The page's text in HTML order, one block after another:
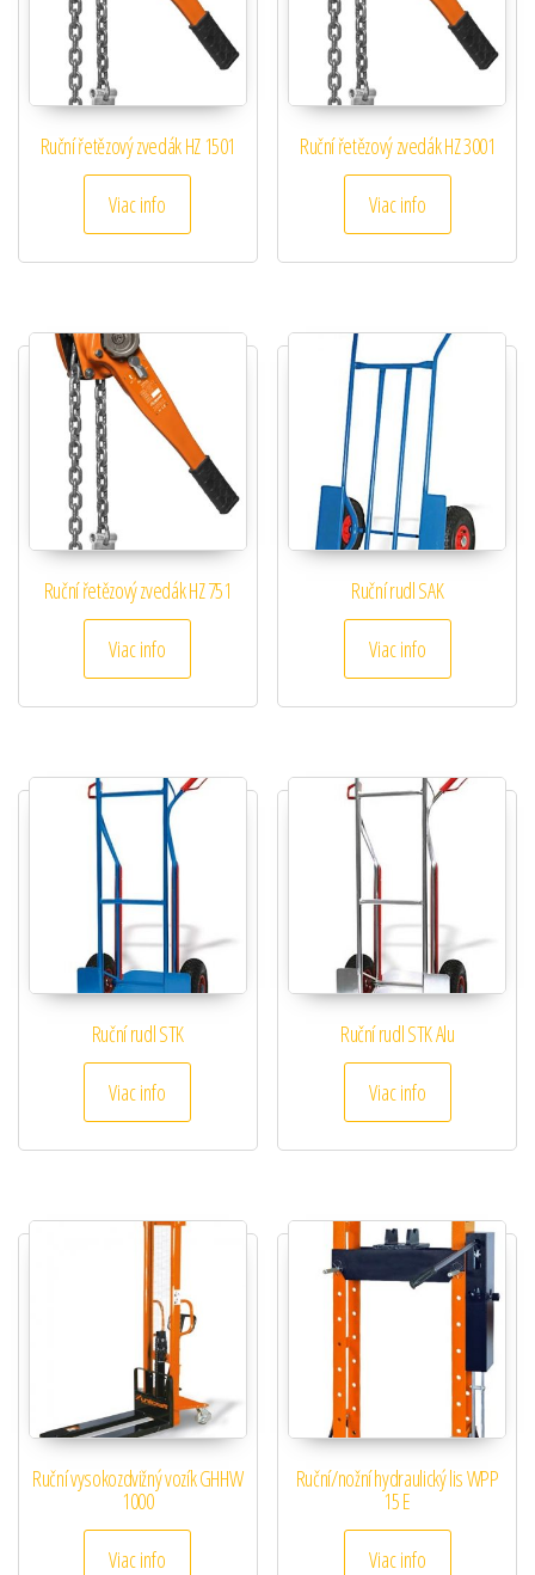
Ruční řetězový zvedák HZ 1501
Viac info
Ruční řetězový zvedák HZ 3001
Viac info
Ruční řetězový zvedák HZ 751
Viac info
Ruční rudl SAK
Viac info
Ruční rudl STK
Viac info
Ruční rudl STK Alu
Viac info
Ruční vysokozdvižný vozík GHHW
1000
Viac info
Ruční/nožní hydraulický lis WPP
15 E
Viac info